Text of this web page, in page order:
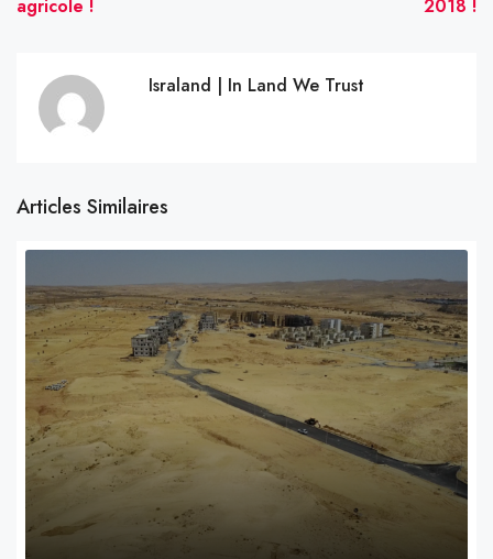
agricole !
2018 !
Israland | In Land We Trust
Articles Similaires